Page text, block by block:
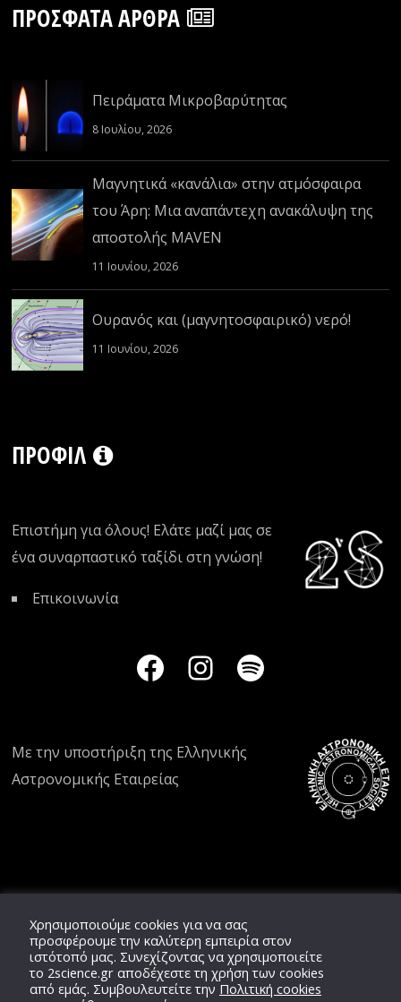
ΠΡΌΣΦΑΤΑ ΆΡΘΡΑ
Πειράματα Μικροβαρύτητας
8 Ιουλίου, 2026
Μαγνητικά «κανάλια» στην ατμόσφαιρα
του Άρη: Μια αναπάντεχη ανακάλυψη της
αποστολής MAVEN
11 Ιουνίου, 2026
Ουρανός και (μαγνητοσφαιρικό) νερό!
11 Ιουνίου, 2026
ΠΡΟΦΊΛ
Επιστήμη για όλους! Ελάτε μαζί μας σε
ένα συναρπαστικό ταξίδι στη γνώση!
Επικοινωνία
Με την υποστήριξη της Ελληνικής
Αστρονομικής Εταιρείας
Χρησιμοποιούμε cookies για να σας
προσφέρουμε την καλύτερη εμπειρία στον
ιστότοπό μας. Συνεχίζοντας να χρησιμοποιείτε
το 2science.grαποδέχεστε τη χρήση των cookies
από εμάς. Συμβουλευτείτε την Πολιτική cookies